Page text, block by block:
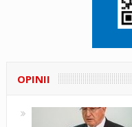
OPINII